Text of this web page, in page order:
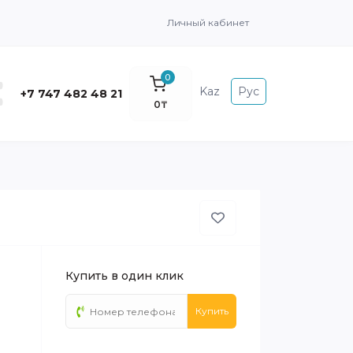
Личный кабинет
+7 747 482 48 21
0
0₸
Kaz Рус
Купить в один клик
Купить